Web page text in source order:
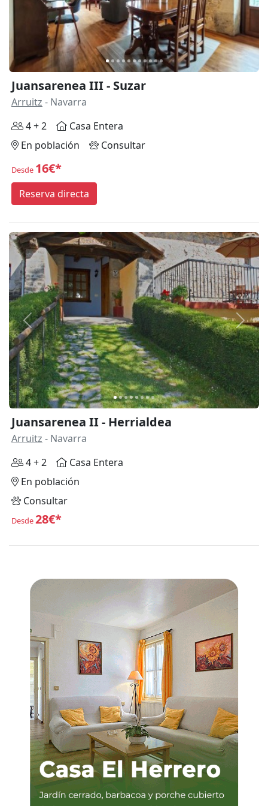
Juansarenea III - Suzar
Arruitz - Navarra
4 + 2
Casa Entera
En población
Consultar
Desde 16€*
Reserva directa
Anterior
Juansarenea II - Herrialdea
Arruitz - Navarra
4 + 2
Casa Entera
En población
Consultar
Desde28€*